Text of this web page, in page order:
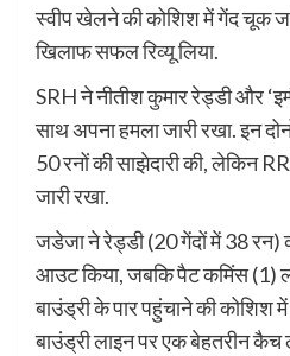
स्वीप खेलने की कोशिश में गेंद चूक
खिलाफ सफल रिव्यू लिया.
SRH ने नीतीश कुमार रेड्डी और
साथ अपना हमला जारी रखा. इन
50 रनों की साझेदारी की, लेकिन
जारी रखा.
जडेजा ने रेड्डी (20 गेंदों में 38 रन)
आउट किया, जबकि पैट कमिंस (1)
बाउंड्री के पार पहुंचाने की कोशिश
बाउंड्री लाइन पर एक बेहतरीन कैच